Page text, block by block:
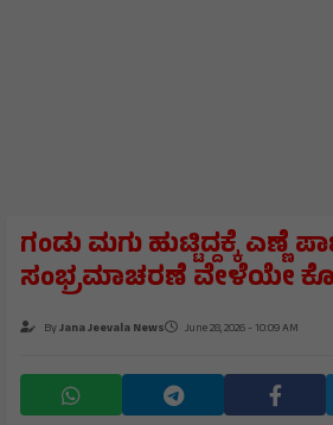
ಗಂಡು ಮಗು ಹುಟ್ಟಿದ್ದಕ್ಕೆ ಎಣ್ಣೆ
ಸಂಭ್ರಮಾಚರಣೆ ವೇಳೆಯೇ
ByJana Jeevala News June 28, 2026 - 10:09 AM